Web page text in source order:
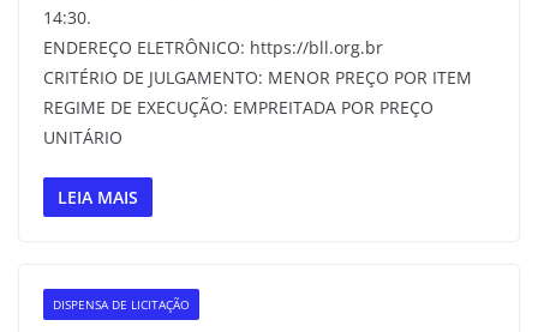
14:30.
ENDEREÇO ELETRÔNICO: https://bll.org.br
CRITÉRIO DE JULGAMENTO: MENOR PREÇO POR ITEM
REGIME DE EXECUÇÃO: EMPREITADA POR PREÇO
UNITÁRIO
LEIA MAIS
DISPENSA DE LICITAÇÃO